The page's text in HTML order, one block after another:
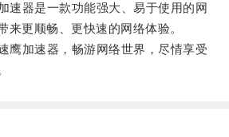
器是一款功能强大、易于使用的网
来更顺畅、更快速的网络体验。
加速器，畅游网络世界，尽情享受